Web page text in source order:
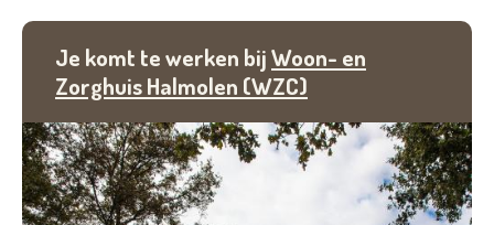
Je komt te werken bijWoon- en
Zorghuis Halmolen (WZC)